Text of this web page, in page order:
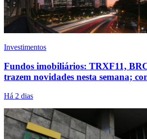
Investimentos
Fundos imobiliários: TRXF11,
trazem novidades nesta semana;
Há 2 dias